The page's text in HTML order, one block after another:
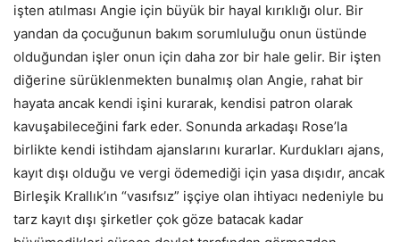
işten atılması Angie için büyük bir hayal kırıklığı olur. Bir
yandan da çocuğunun bakım sorumluluğu onun üstünde
olduğundan işler onun için daha zor bir hale gelir. Bir işten
diğerine sürüklenmekten bunalmış olan Angie, rahat bir
hayata ancak kendi işini kurarak, kendisi patron olarak
kavuşabileceğini fark eder. Sonunda arkadaşı Rose’la
birlikte kendi istihdam ajanslarını kurarlar. Kurdukları ajans,
kayıt dışı olduğu ve vergi ödemediği için yasa dışıdır, ancak
Birleşik Krallık’ın “vasıfsız” işçiye olan ihtiyacı nedeniyle bu
tarz kayıt dışı şirketler çok göze batacak kadar